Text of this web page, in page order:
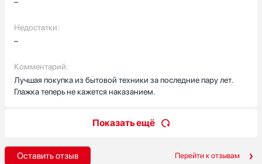
–
Недостатки:
–
Комментарий:
Лучшая покупка из бытовой техники за последние пару лет.
Глажка теперь не кажется наказанием.
Оставить отзыв
Показать ещё
Перейти к отзывам